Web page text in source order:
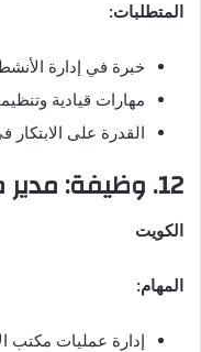
المتطلبات:
خبرة في إدارة
مهارات قيادية
القدرة على الابتكار
12. وظيفة: مدير مكتب الاستقبال
الكويت
المهام:
إدارة عمليات مكتب